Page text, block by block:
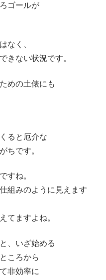
ゴールが
なく、
きない状況です。
めの土俵にも
ると厄介な
ちです。
すね。
組みのように見えます
てますよね。
、いざ始める
ころから
非効率に